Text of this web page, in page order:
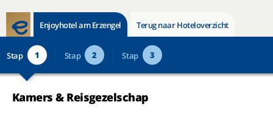
Enjoyhotel am Erzengel Terug naar Hoteloverzicht
Stap 1 Stap 2 Stap 3
Kamers & Reisgezelschap